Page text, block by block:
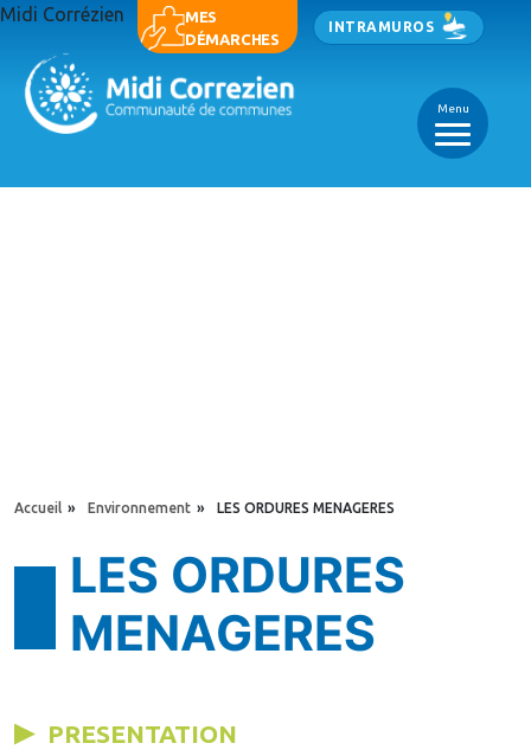
Aller au contenu principal
Midi Corrézien
MES
DÉMARCHES
INTRAMUROS
Menu
_
_
YOU ARE HERE
Accueil » Environnement » LES ORDURES MENAGERES
LES ORDURES
MENAGERES
PRESENTATION
Panneau de gestion des cookies